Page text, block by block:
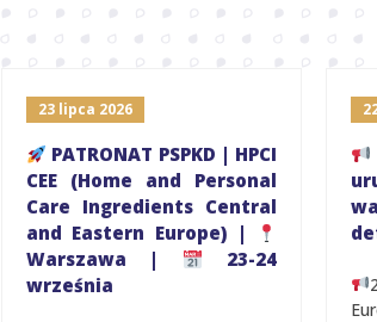
23 lipca 2026
PATRONAT PSPKD | HPCI
CEE (Home and Personal
Care Ingredients Central
and Eastern Europe) |
Warszawa |
23-24
września